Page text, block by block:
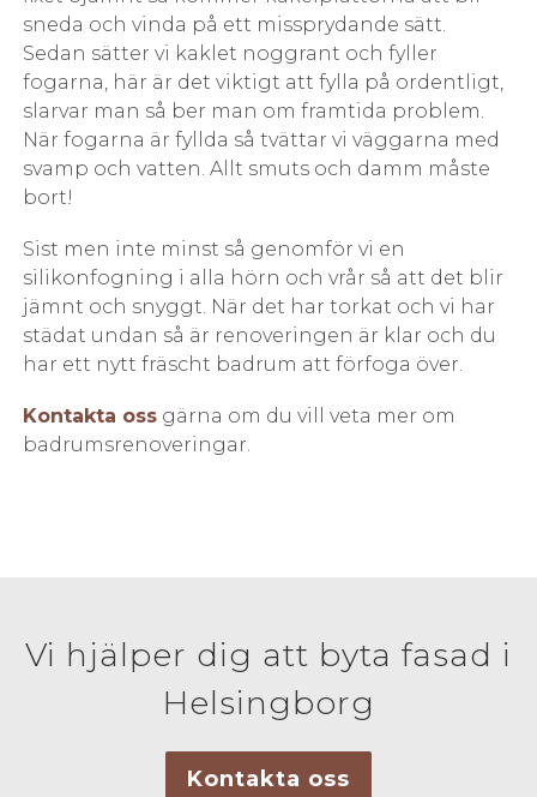
sneda och vinda på ett missprydande sätt.
Sedan sätter vi kaklet noggrant och fyller
fogarna, här är det viktigt att fylla på ordentligt,
slarvar man så ber man om framtida problem.
När fogarna är fyllda så tvättar vi väggarna med
svamp och vatten. Allt smuts och damm måste
bort!
Sist men inte minst så genomför vi en
silikonfogning i alla hörn och vrår så att det blir
jämnt och snyggt. När det har torkat och vi har
städat undan så är renoveringen är klar och du
har ett nytt fräscht badrum att förfoga över.
Kontakta oss gärna om du vill veta mer om
badrumsrenoveringar.
Vi hjälper dig att byta fasad i
Helsingborg
Kontakta oss